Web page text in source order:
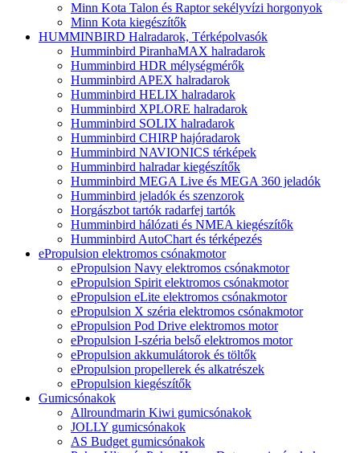
Minn Kota Talon és Raptor sekélyvízi horgonyok
Minn Kota kiegészítők
HUMMINBIRD Halradarok, Térképolvasók
Humminbird PiranhaMAX halradarok
Humminbird HDR mélységmérők
Humminbird APEX halradarok
Humminbird HELIX halradarok
Humminbird XPLORE halradarok
Humminbird SOLIX halradarok
Humminbird CHIRP hajóradarok
Humminbird NAVIONICS térképek
Humminbird halradar kiegészítők
Humminbird MEGA Live és MEGA 360 jeladók
Humminbird jeladók és szenzorok
Horgászbot tartók radarfej tartók
Humminbird hálózati és NMEA kiegészítők
Humminbird AutoChart és térképezés
ePropulsion elektromos csónakmotor
ePropulsion Navy elektromos csónakmotor
ePropulsion Spirit elektromos csónakmotor
ePropulsion eLite elektromos csónakmotor
ePropulsion X széria elektromos csónakmotor
ePropulsion Pod Drive elektromos motor
ePropulsion I-széria belső elektromos motor
ePropulsion akkumulátorok és töltők
ePropulsion propellerek és alkatrészek
ePropulsion kiegészítők
Gumicsónakok
Allroundmarin Kiwi gumicsónakok
JOLLY gumicsónakok
AS Budget gumicsónakok